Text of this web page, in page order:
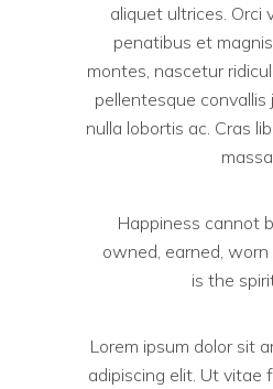
aliquet ultrices. Orci
penatibus et
montes, nascetur
pellentesque convallis
nulla lobortis ac. Cras
massa
Happiness cannot
owned, earned, worn
is the
Lorem ipsum dolor sit
adipiscing elit. Ut vitae